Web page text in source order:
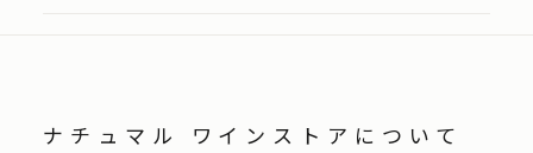
ナチュマル ワインストアについて